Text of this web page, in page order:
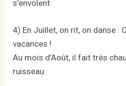
s’envolent
4) En Juillet, on rit, on danse :
vacances !
Au mois d’Août, il fait très
ruisseau.